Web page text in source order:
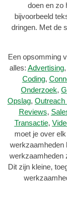
doen en zo
bijvoorbeeld
dringen. Met de
Een opsomming
alles: Advertising,
Coding,
Onderzoek,
Opslag, Outreach
Reviews,
Transactie,
moet je over
werkzaamheden
werkzaamheden
Dit zijn kleine,